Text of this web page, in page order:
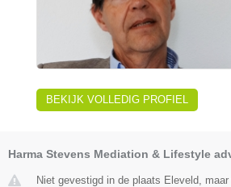
BEKIJK VOLLEDIG PROFIEL
Harma Stevens Mediation & Lifestyle
Niet gevestigd in de plaats Eleveld,